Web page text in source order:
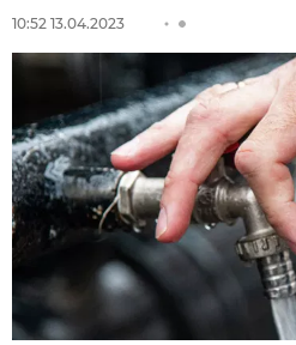
10:52 13.04.2023